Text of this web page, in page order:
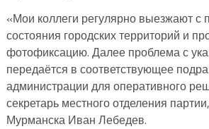
«Мои коллеги регулярно выезжают с
состояния городских территорий и
фотофиксацию. Далее проблема с
передаётся в соответствующее
администрации для оперативного
секретарь местного отделения
Мурманска Иван Лебедев.